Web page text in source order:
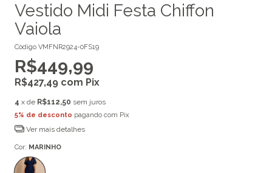
Vestido Midi Festa Chiffon
Vaiola
Código VMFNR2924-0FS19
R$449,99
R$427,49 com Pix
4 x de R$112,50 sem juros
5% de desconto pagando com Pix
Ver mais detalhes
Cor: MARINHO